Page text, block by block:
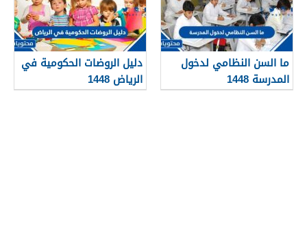
ما السن النظامي لدخول
المدرسة 1448
دليل الروضات الحكومية في
الرياض 1448